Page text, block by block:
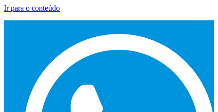
Ir para o conteúdo